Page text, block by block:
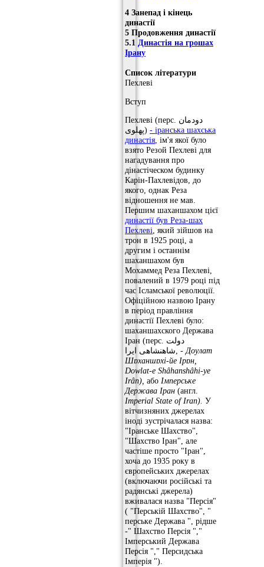
4 Занепад і кінець
династії
5 Продовження династії
5.1 Династія на грошах
Ірану
Список літератури
Пехлеві
Вступ
Пехлеві (перс. دودمان
پهلوی) - іранська шахська
династія , ім'я якої було
взято Резой Пехлеві для
нагадування про
дінастіческом будинку
Карін-Пахлевідов, до
якого, однак Реза
відношення не мав.
Першим шаханшахом цієї
династії був Реза-шах
Пехлеві , який зійшов на
трон в 1925 році, а
другим і останнім
шаханшахом був
Мохаммед Реза Пехлеві,
повалений в 1979 році під
час Ісламської революції.
Офіційною назвою Ірану
в період правління
династії Пехлеві було:
шаханшахского Держава
Іран (перс. دولت
شاهنشاهی ایرا, - Доулат
Шɒханшɒхі-йе Ірɒн,
Dowlat-e Shâhanshâhi-ye
Irân), або Імперське
Держава Іран (англ.
Imperial State of Iran). У
вітчизняних джерелах
іноді зустрічалася назва:
"Іранське Шахство",
"Шахство Іран", але
частіше просто "Іран",
хоча до 1935 року в
європейських джерелах
(включаючи російські та
радянські джерела)
вживалася назва "Персія"
( "Перській Шахство", "
перське Держава ", рідше
-" Шахство Персія ","
Імперський Держава
Персія "," Персидська
Імперія ").